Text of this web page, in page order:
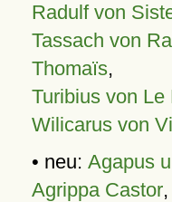
Radulf von
Tassach von
Thomaïs,
Turibius von Le
Wilicarus von
• neu: Agapus
Agrippa Castor,